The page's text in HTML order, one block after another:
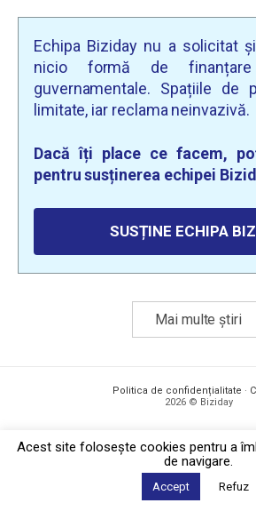
Echipa Biziday nu a solicitat
nicio formă de
guvernamentale. Spațiile de
limitate, iar reclama neinvazivă.
Dacă îți place ce facem,
pentru susținerea echipei
SUSȚINE ECHIPA
Mai multe știri
Politica de confidențialitate ·
2026 © Biziday
Acest site foloseşte cookies pentru a
de navigare.
Accept Refuz